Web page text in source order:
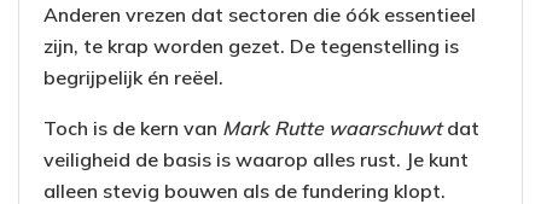
Anderen vrezen dat sectoren die óók essentieel
zijn, te krap worden gezet. De tegenstelling is
begrijpelijk én reëel.
Toch is de kern van Mark Rutte waarschuwtdat
veiligheid de basis is waarop alles rust. Je kunt
alleen stevig bouwen als de fundering klopt.